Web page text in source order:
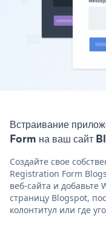
Встраивание
Form на ваш сайт
Создайте свое
Registration Form
веб-сайта и
страницу Blogspot,
колонтитул или где